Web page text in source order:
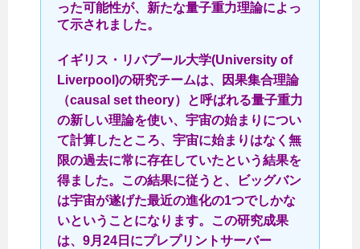
った可能性が、新たな量子重力理論によっ
て示されました。
イギリス・リバプール大学(University of
Liverpool)の研究チームは、因果集合理論
（causal set theory）と呼ばれる量子重力
の新しい理論を使い、宇宙の始まりについ
て計算したところ、宇宙に始まりはなく無
限の過去に常に存在していたという結果を
得ました。この結果に従うと、ビッグバン
は宇宙が遂げた最近の進化の1つでしかな
いということになります。この研究成果
は、9月24日にプレプリントサーバー